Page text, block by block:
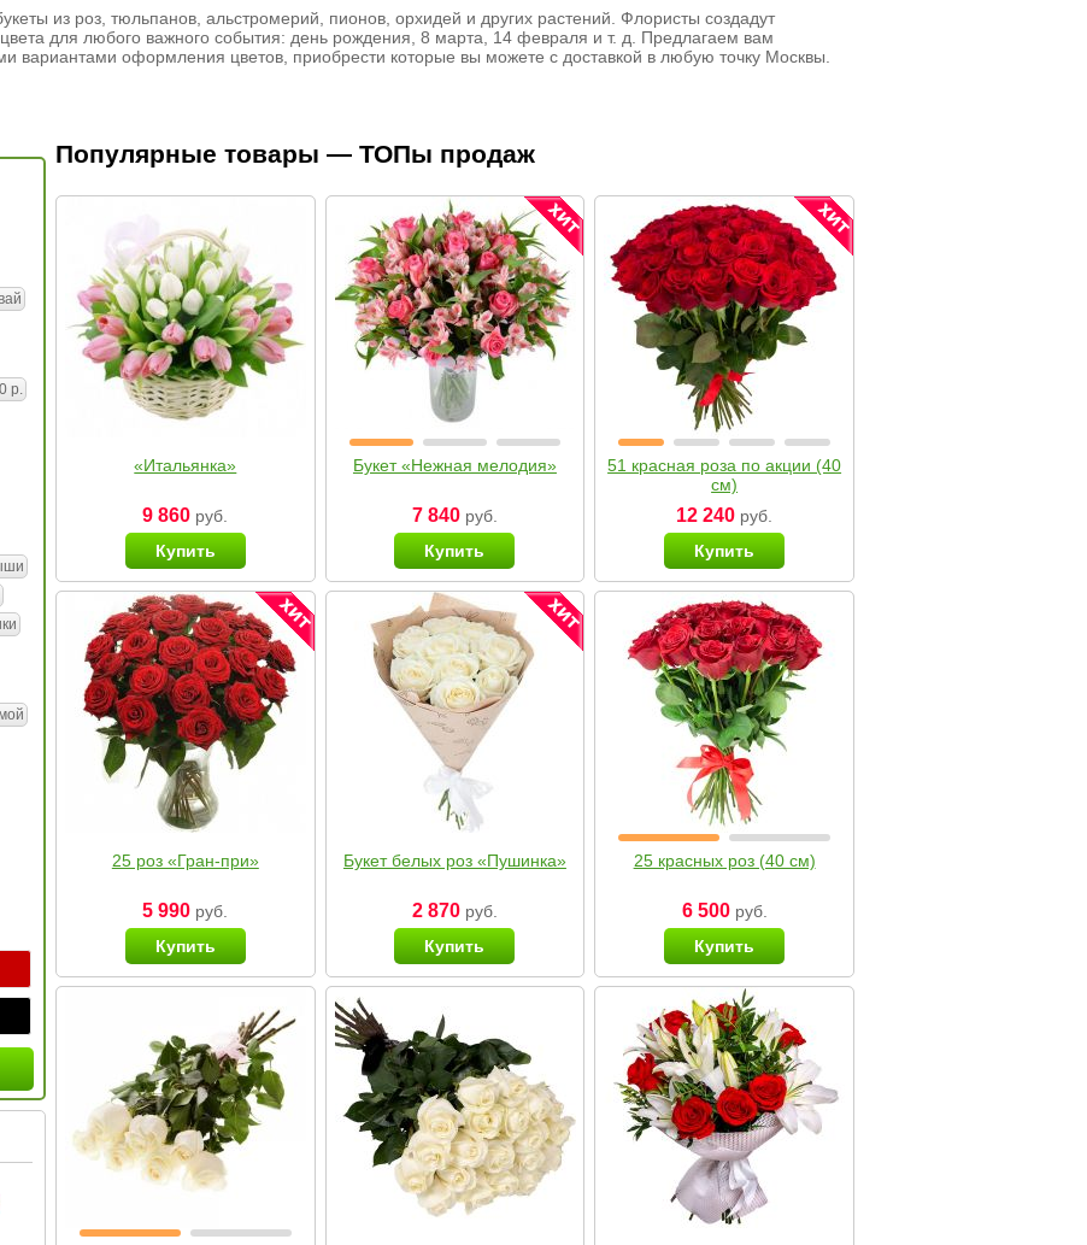
из роз, тюльпанов, альстромерий, пионов, орхидей и других растений. Флористы создадут
для любого важного события: день рождения, 8 марта, 14 февраля и т. д. Предлагаем вам
вариантами оформления цветов, приобрести которые вы можете с доставкой в любую точку Москвы.
р.
Популярные товары — ТОПы продаж
«Итальянка»
9 860 руб.
Купить
Букет «Нежная мелодия»
7 840руб.
Купить
51 красная роза по акции (40
см)
12 240 руб.
Купить
25 роз «Гран-при»
5 990 руб.
Купить
Букет белых роз «Пушинка»
2 870руб.
Купить
25 красных роз (40 см)
6 500руб.
Купить